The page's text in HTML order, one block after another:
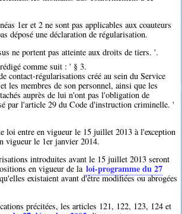
1er et 2 ne sont pas applicables aux coauteurs
déposé une déclaration de régularisation.
ne portent pas atteinte aux droits de tiers. '.
comme suit : ' § 3.
contact-régularisations créé au sein du Service
les membres de son personnel, ainsi que les
auprès de lui n'ont pas l'obligation de
par l'article 29 du Code d'instruction criminelle. '
loi entre en vigueur le 15 juillet 2013 à l'exception
vigueur le 1er janvier 2014.
introduites avant le 15 juillet 2013 seront
en vigueur de la loi-programme du 27
existaient avant d'être modifiées ou abrogées
précitées, les articles 121, 122, 123, 124 et